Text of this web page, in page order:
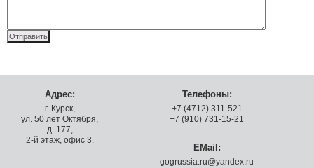
Адрес:
г. Курск,
ул. 50 лет Октября,
д. 177,
2-й этаж, офис 3.
Телефоны:
+7 (4712) 311-521
+7 (910) 731-15-21
EMail:
gogrussia.ru@yandex.ru